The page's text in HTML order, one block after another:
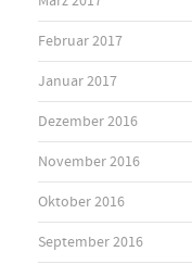
Februar 2017
Januar 2017
Dezember 2016
November 2016
Oktober 2016
September 2016